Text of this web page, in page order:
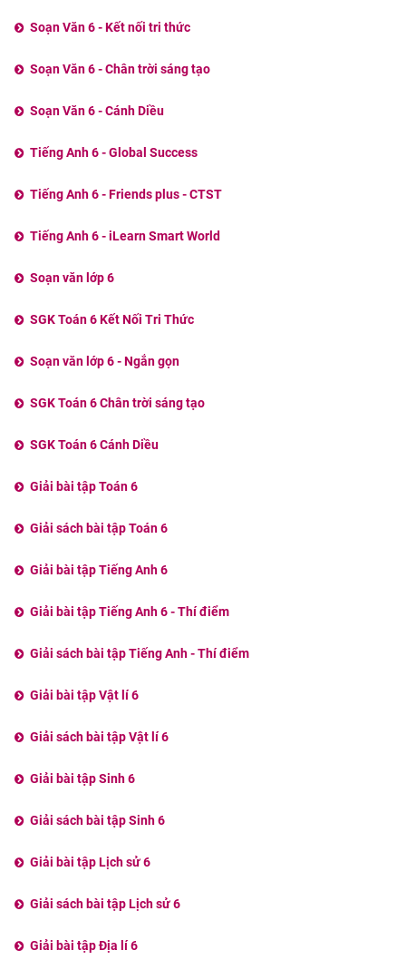
Soạn Văn 6 - Kết nối tri thức
Soạn Văn 6 - Chân trời sáng tạo
Soạn Văn 6 - Cánh Diều
Tiếng Anh 6 - Global Success
Tiếng Anh 6 - Friends plus - CTST
Tiếng Anh 6 - iLearn Smart World
Soạn văn lớp 6
SGK Toán 6 Kết Nối Tri Thức
Soạn văn lớp 6 - Ngắn gọn
SGK Toán 6 Chân trời sáng tạo
SGK Toán 6 Cánh Diều
Giải bài tập Toán 6
Giải sách bài tập Toán 6
Giải bài tập Tiếng Anh 6
Giải bài tập Tiếng Anh 6 - Thí điểm
Giải sách bài tập Tiếng Anh - Thí điểm
Giải bài tập Vật lí 6
Giải sách bài tập Vật lí 6
Giải bài tập Sinh 6
Giải sách bài tập Sinh 6
Giải bài tập Lịch sử 6
Giải sách bài tập Lịch sử 6
Giải bài tập Địa lí 6